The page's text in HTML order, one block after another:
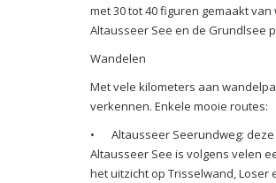
met 30 tot 40 figuren gemaakt
Altausseer See en de Grundlsee
Wandelen
Met vele kilometers aan
verkennen. Enkele mooie routes:
•
Altausseer Seerundweg:
Altausseer See is volgens velen
het uitzicht op Trisselwand,